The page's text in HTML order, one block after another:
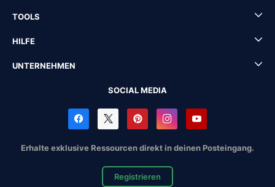
TOOLS
HILFE
UNTERNEHMEN
SOCIAL MEDIA
Erhalte exklusive Ressourcen direkt in deinen Posteingang.
Registrieren